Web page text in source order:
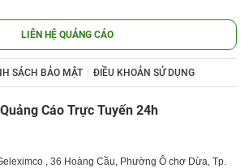
LIÊN HỆ QUẢNG CÁO
SÁCH BẢO MẬT ĐIỀU KHOẢN SỬ DỤNG
Cáo Trực Tuyến 24h
, 36 Hoàng Cầu, Phường Ô chợ Dừa, Tp.